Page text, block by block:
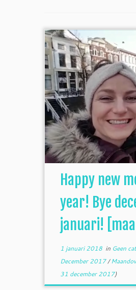
Happy new
year! Bye
januari!
1 januari 2018in Geen
December 2017/
31 december 2017)